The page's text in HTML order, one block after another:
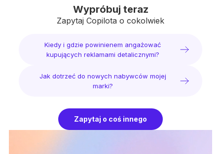
Wypróbuj teraz
Zapytaj Copilota o cokolwiek
Kiedy i gdzie powinienem angażować
kupujących reklamami detalicznymi?
Jak dotrzeć do nowych nabywców mojej
marki?
Zapytaj o coś innego